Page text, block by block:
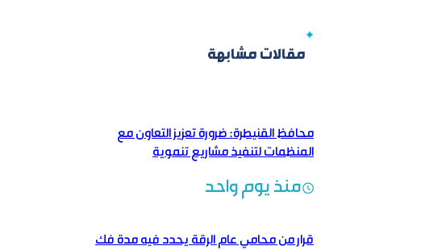
مقالات مشابهة
محافظ القنيطرة: ضرورة تعزيز التعاون مع
المنظمات لتنفيذ مشاريع تنموية
منذ يوم واحد
قرار من محامي عام الرقة يحدد فيه مدة فك